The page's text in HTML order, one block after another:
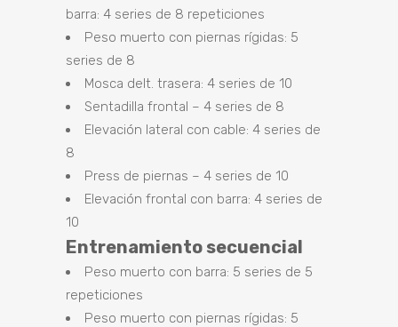
barra: 4 series de 8 repeticiones
Peso muerto con piernas rígidas: 5
series de 8
Mosca delt. trasera: 4 series de 10
Sentadilla frontal – 4 series de 8
Elevación lateral con cable: 4 series de
8
Press de piernas – 4 series de 10
Elevación frontal con barra: 4 series de
10
Entrenamiento secuencial
Peso muerto con barra: 5 series de 5
repeticiones
Peso muerto con piernas rígidas: 5